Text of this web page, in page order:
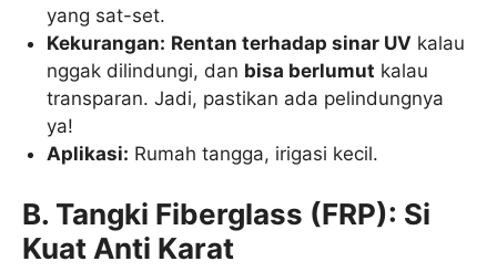
yang sat-set.
Kekurangan: Rentan terhadap sinar UV kalau
nggak dilindungi, dan bisa berlumut kalau
transparan. Jadi, pastikan ada pelindungnya
ya!
Aplikasi: Rumah tangga, irigasi kecil.
B. Tangki Fiberglass (FRP): Si
Kuat Anti Karat